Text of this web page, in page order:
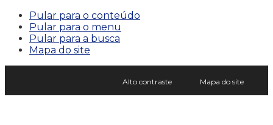
Pular para o conteúdo
Pular para o menu
Pular para a busca
Mapa do site
Alto contraste Mapa do site